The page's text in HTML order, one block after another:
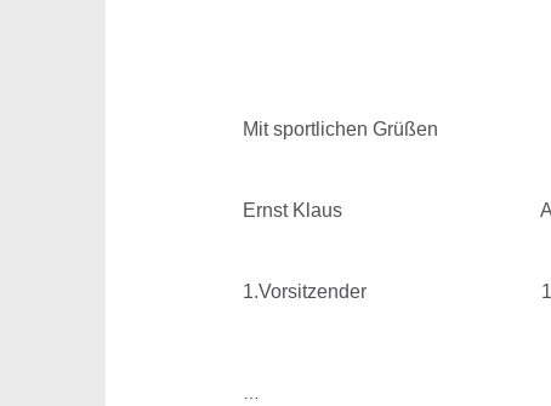
Mit sportlichen Grüßen
Ernst Klaus
1.Vorsitzender